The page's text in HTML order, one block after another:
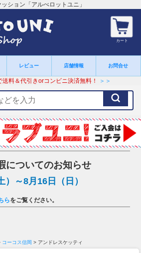
ション「アルべロットユニ」
カート
レビュー 店舗情報 お問合せ
料＆代引きorコンビニ決済無料！ ＞＞
についてのお知らせ
～8月16日（日）
らをご覧ください。
コーコス信岡 > アンドレスケッティ